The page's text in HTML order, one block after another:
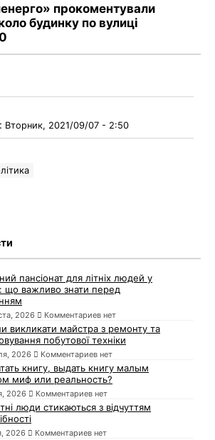
прокоментували
будинку по вулиці
Вторник, 2021/09/07 - 2:50
пансіонат для літніх людей у
що важливо знати перед
2026 Комментариев нет
викликати майстра з ремонту та
побутової техніки
2026 Комментариев нет
книгу, выдать книгу малым
миф или реальность?
2026 Комментариев нет
люди стикаються з відчуттям
2026 Комментариев нет